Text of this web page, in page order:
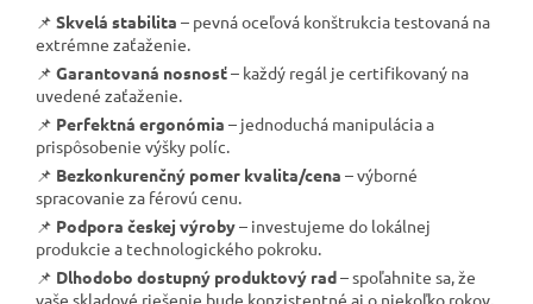
📌 Skvelá stabilita – pevná oceľová konštrukcia testovaná na
extrémne zaťaženie.
📌 Garantovaná nosnosť– každý regál je certifikovaný na
uvedené zaťaženie.
📌 Perfektná ergonómia – jednoduchá manipulácia a
prispôsobenie výšky políc.
📌 Bezkonkurenčný pomer kvalita/cena – výborné
spracovanie za férovú cenu.
📌 Podpora českej výroby– investujeme do lokálnej
produkcie a technologického pokroku.
📌 Dlhodobo dostupný produktový rad– spoľahnite sa, že
vaše skladové riešenie bude konzistentné aj o niekoľko rokov.